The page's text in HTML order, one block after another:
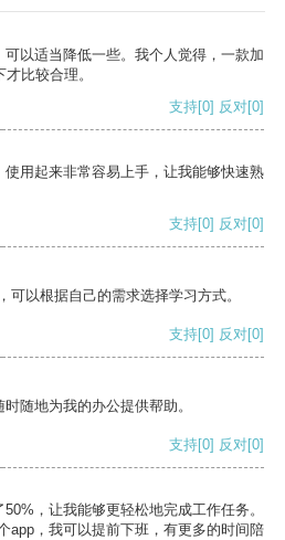
以适当降低一些。我个人觉得，一款加
比较合理。
支持[0] 反对[0]
用起来非常容易上手，让我能够快速熟
支持[0] 反对[0]
可以根据自己的需求选择学习方式。
支持[0] 反对[0]
随地为我的办公提供帮助。
支持[0] 反对[0]
，让我能够更轻松地完成工作任务。
app，我可以提前下班，有更多的时间陪